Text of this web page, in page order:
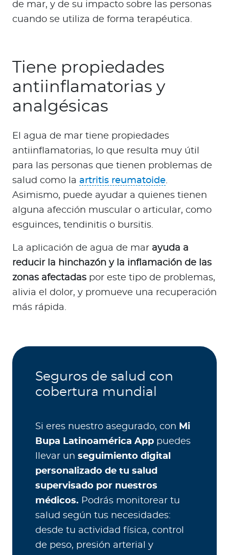
de mar, y de su impacto sobre las personas
cuando se utiliza de forma terapéutica.
Tiene propiedades
antiinflamatorias y
analgésicas
El agua de mar tiene propiedades
antiinflamatorias, lo que resulta muy útil
para las personas que tienen problemas de
salud como la artritis reumatoide.
Asimismo, puede ayudar a quienes tienen
alguna afección muscular o articular, como
esguinces, tendinitis o bursitis.
La aplicación de agua de mar ayuda a
reducir la hinchazón y la inflamación de las
zonas afectadas por este tipo de problemas,
alivia el dolor, y promueve una recuperación
más rápida.
Seguros de salud con
cobertura mundial
Si eres nuestro asegurado, con Mi
Bupa Latinoamérica App puedes
llevar un seguimiento digital
personalizado de tu salud
supervisado por nuestros
médicos. Podrás monitorear tu
salud según tus necesidades:
desde tu actividad física, control
de peso, presión arterial y